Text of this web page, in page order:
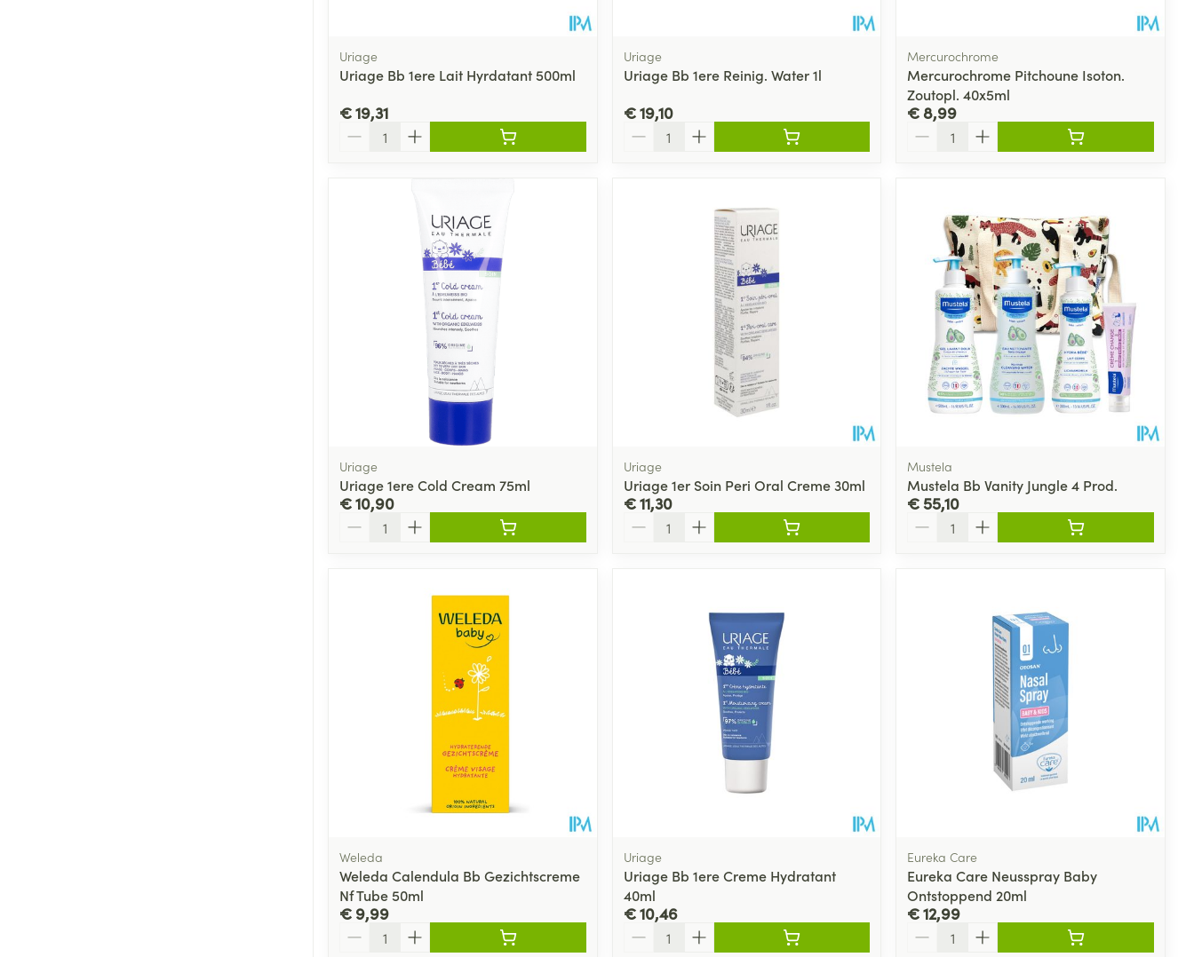
Uriage
Uriage Bb 1ere Lait Hyrdatant 500ml
€ 19,31
Uriage
Uriage Bb 1ere Reinig. Water 1l
€ 19,10
Mercurochrome
Mercurochrome Pitchoune Isoton.
Zoutopl. 40x5ml
€ 8,99
Uriage
Uriage 1ere Cold Cream 75ml
€ 10,90
Uriage
Uriage 1er Soin Peri Oral Creme 30ml
€ 11,30
Mustela
Mustela Bb Vanity Jungle 4 Prod.
€ 55,10
Weleda
Weleda Calendula Bb Gezichtscreme
Nf Tube 50ml
€ 9,99
Uriage
Uriage Bb 1ere Creme Hydratant
40ml
€ 10,46
Eureka Care
Eureka Care Neusspray Baby
Ontstoppend 20ml
€ 12,99